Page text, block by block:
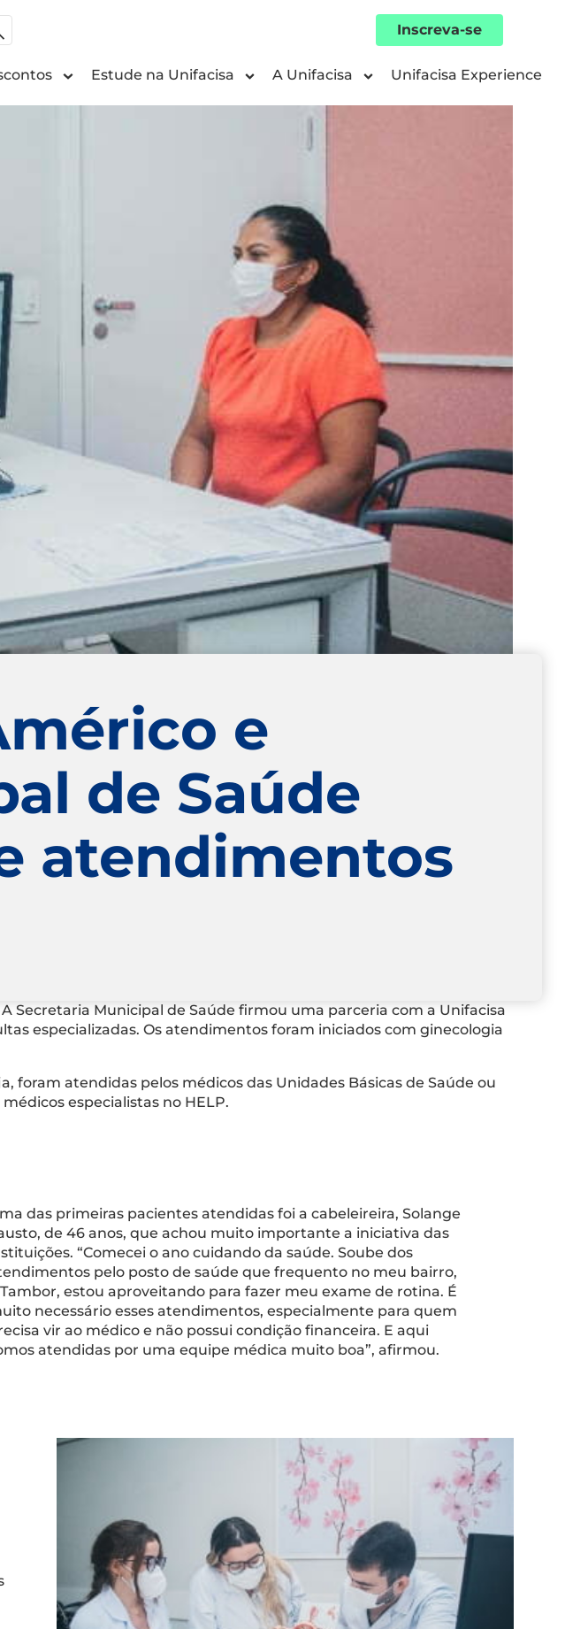
Inscreva-se
Estude na Unifacisa A Unifacisa Unifacisa Experience
e
de Saúde
atendimentos
Secretaria Municipal de Saúde firmou uma parceria com a Unifacisa
especializadas. Os atendimentos foram iniciados com ginecologia
foram atendidas pelos médicos das Unidades Básicas de Saúde ou
especialistas no HELP.
das primeiras pacientes atendidas foi a cabeleireira, Solange
de 46 anos, que achou muito importante a iniciativa das
“Comecei o ano cuidando da saúde. Soube dos
pelo posto de saúde que frequento no meu bairro,
estou aproveitando para fazer meu exame de rotina. É
necessário esses atendimentos, especialmente para quem
vir ao médico e não possui condição financeira. E aqui
atendidas por uma equipe médica muito boa”, afirmou.